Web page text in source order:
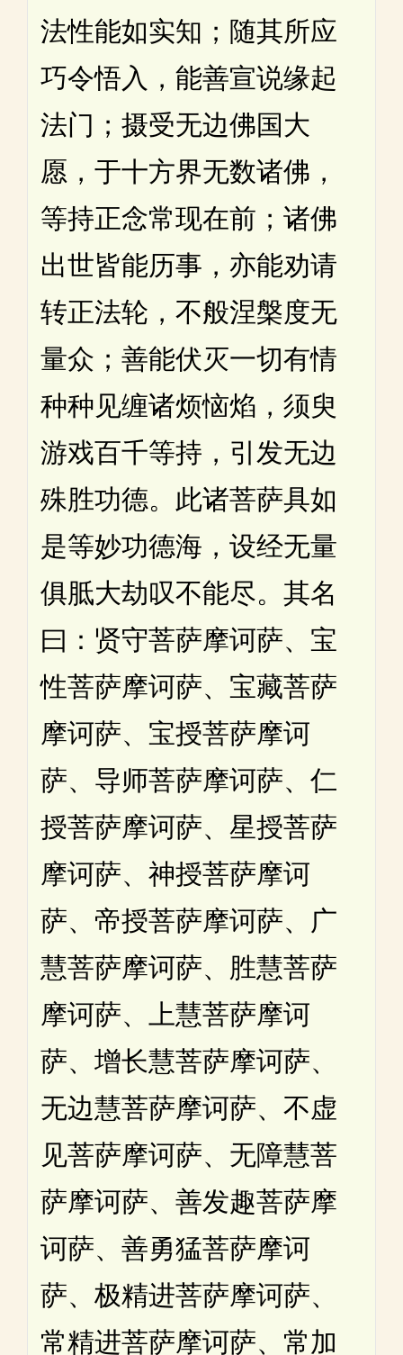
法性能如实知；随其所应
巧令悟入，能善宣说缘起
法门；摄受无边佛国大
愿，于十方界无数诸佛，
等持正念常现在前；诸佛
出世皆能历事，亦能劝请
转正法轮，不般涅槃度无
量众；善能伏灭一切有情
种种见缠诸烦恼焰，须臾
游戏百千等持，引发无边
殊胜功德。此诸菩萨具如
是等妙功德海，设经无量
俱胝大劫叹不能尽。其名
曰：贤守菩萨摩诃萨、宝
性菩萨摩诃萨、宝藏菩萨
摩诃萨、宝授菩萨摩诃
萨、导师菩萨摩诃萨、仁
授菩萨摩诃萨、星授菩萨
摩诃萨、神授菩萨摩诃
萨、帝授菩萨摩诃萨、广
慧菩萨摩诃萨、胜慧菩萨
摩诃萨、上慧菩萨摩诃
萨、增长慧菩萨摩诃萨、
无边慧菩萨摩诃萨、不虚
见菩萨摩诃萨、无障慧菩
萨摩诃萨、善发趣菩萨摩
诃萨、善勇猛菩萨摩诃
萨、极精进菩萨摩诃萨、
常精进菩萨摩诃萨、常加